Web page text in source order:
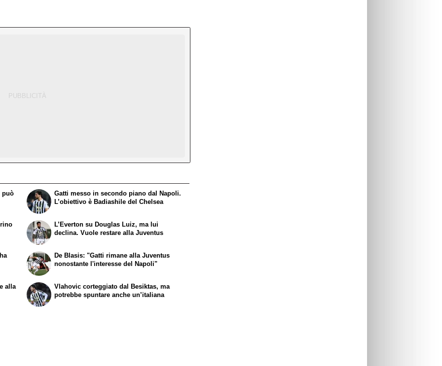
può
Gatti messo in secondo piano dal Napoli.
L’obiettivo è Badiashile del Chelsea
L’Everton su Douglas Luiz, ma lui
declina. Vuole restare alla Juventus
alla
De Blasis: "Gatti rimane alla Juventus
nonostante l'interesse del Napoli"
Vlahovic corteggiato dal Besiktas, ma
potrebbe spuntare anche un’italiana